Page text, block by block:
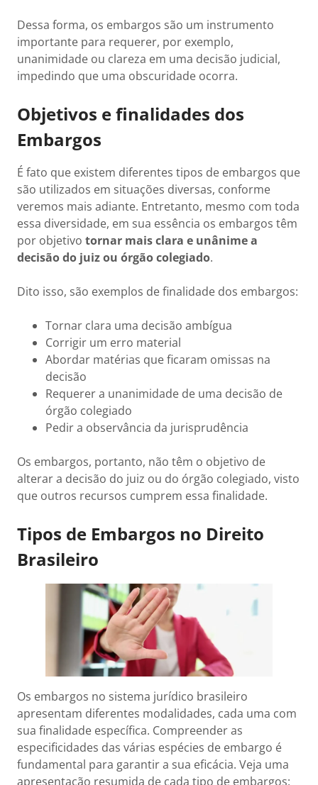
Dessa forma, os embargos são um instrumento
importante para requerer, por exemplo,
unanimidade ou clareza em uma decisão judicial,
impedindo que uma obscuridade ocorra.
Objetivos e finalidades dos
Embargos
É fato que existem diferentes tipos de embargos que
são utilizados em situações diversas, conforme
veremos mais adiante. Entretanto, mesmo com toda
essa diversidade, em sua essência os embargos têm
por objetivo tornar mais clara e unânime a
decisão do juiz ou órgão colegiado.
Dito isso, são exemplos de finalidade dos embargos:
Tornar clara uma decisão ambígua
Corrigir um erro material
Abordar matérias que ficaram omissas na
decisão
Requerer a unanimidade de uma decisão de
órgão colegiado
Pedir a observância da jurisprudência
Os embargos, portanto, não têm o objetivo de
alterar a decisão do juiz ou do órgão colegiado, visto
que outros recursos cumprem essa finalidade.
Tipos de Embargos no Direito
Brasileiro
Os embargos no sistema jurídico brasileiro
apresentam diferentes modalidades, cada uma com
sua finalidade específica. Compreender as
especificidades das várias espécies de embargo é
fundamental para garantir a sua eficácia. Veja uma
apresentação resumida de cada tipo de embargos: